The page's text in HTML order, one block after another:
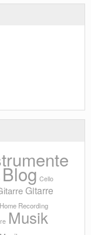
Blog Cello
Gitarre
Home Recording
Musik